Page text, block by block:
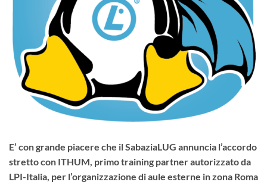
E’ con grande piacere che il SabaziaLUG annuncia l’accordo
stretto con ITHUM, primo training partner autorizzato da
LPI-Italia, per l’organizzazione di aule esterne in zona Roma